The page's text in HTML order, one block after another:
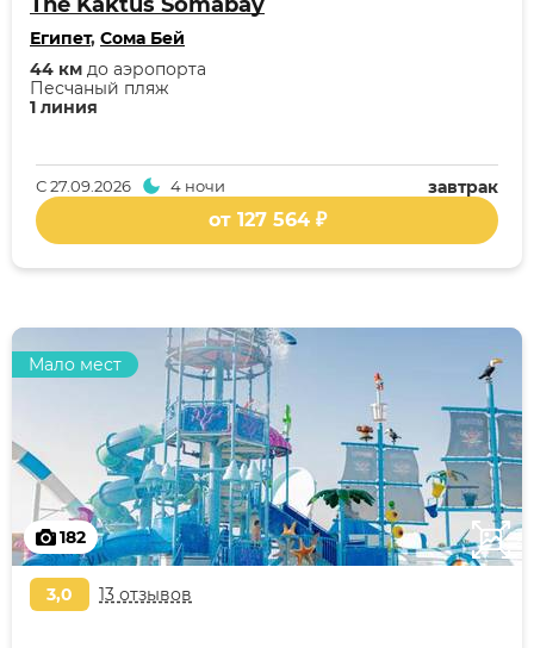
Египет, Сома Бей
1 линия
Песчаный пляж
44 км до аэропорта
завтрак
С27.09.2026 4 ночи
от 127 564 ₽
182
Мало мест
3,0 13 отзывов